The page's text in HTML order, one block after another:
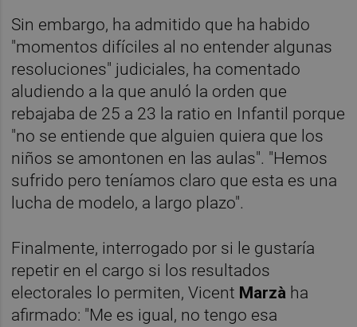
Sin embargo, ha admitido que ha habido
"momentos difíciles al no entender algunas
resoluciones" judiciales, ha comentado
aludiendo a la que anuló la orden que
rebajaba de 25 a 23 la ratio en Infantil porque
"no se entiende que alguien quiera que los
niños se amontonen en las aulas". "Hemos
sufrido pero teníamos claro que esta es una
lucha de modelo, a largo plazo".
Finalmente, interrogado por si le gustaría
repetir en el cargo si los resultados
electorales lo permiten, Vicent Marzà ha
afirmado: "Me es igual, no tengo esa